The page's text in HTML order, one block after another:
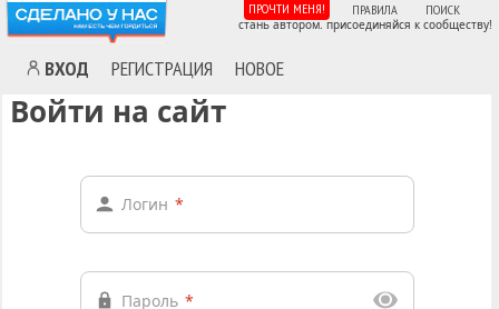
ВХОД РЕГИСТРАЦИЯ НОВОЕ
ПРОЧТИ МЕНЯ! ПРАВИЛА ПОИСК
стань автором. присоединяйся к сообществу!
Войти на сайт
Логин *
Пароль *